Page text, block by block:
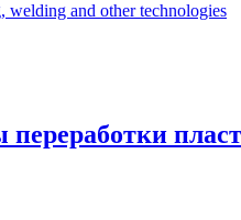
welding and other technologies